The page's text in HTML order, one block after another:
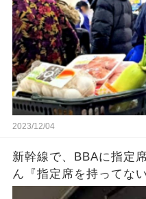
2023/12/04
新幹線で、BBAに指定
ん『指定席を持ってな
ないで』私「へ？今こ